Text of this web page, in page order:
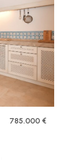
785.000 €